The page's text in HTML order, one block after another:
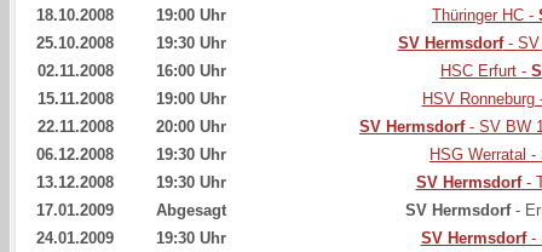
18.10.2008
19:00 Uhr Thüringer HC -
25.10.2008
19:30 Uhr SV Hermsdorf- SV
02.11.2008
16:00 Uhr HSC Erfurt -
15.11.2008
19:00 Uhr
HSV Ronneburg
22.11.2008
20:00 Uhr SV Hermsdorf- SV BW
06.12.2008
19:30 Uhr HSG Werratal -
13.12.2008
19:30 Uhr SV Hermsdorf-
17.01.2009
Abgesagt SV Hermsdorf-
24.01.2009
19:30 Uhr SV Hermsdorf-